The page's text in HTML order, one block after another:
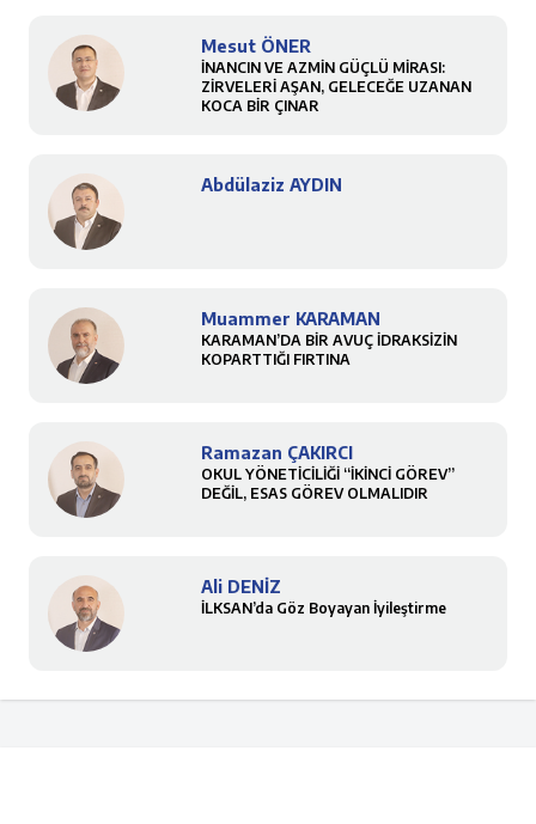
Mesut ÖNER
İNANCIN VE AZMİN GÜÇLÜ MİRASI:
ZİRVELERİ AŞAN, GELECEĞE UZANAN
KOCA BİR ÇINAR
Abdülaziz AYDIN
Muammer KARAMAN
KARAMAN’DA BİR AVUÇ İDRAKSİZİN
KOPARTTIĞI FIRTINA
Ramazan ÇAKIRCI
OKUL YÖNETİCİLİĞİ “İKİNCİ GÖREV”
DEĞİL, ESAS GÖREV OLMALIDIR
Ali DENİZ
İLKSAN’da Göz Boyayan İyileştirme